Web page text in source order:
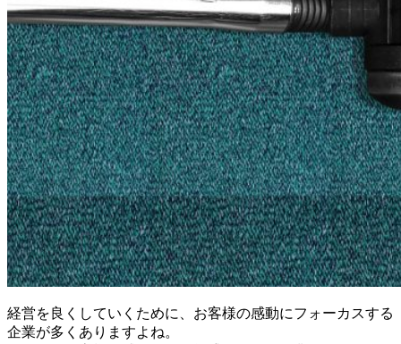
経営を良くしていくために、お客様の感動にフォーカスする
企業が多くありますよね。